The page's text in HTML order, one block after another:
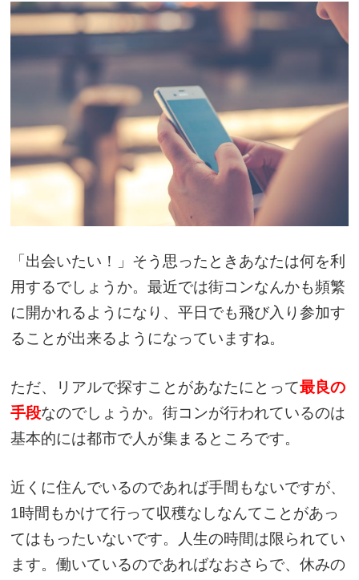
「出会いたい！」そう思ったときあなたは何を利
用するでしょうか。最近では街コンなんかも頻繁
に開かれるようになり、平日でも飛び入り参加す
ることが出来るようになっていますね。
ただ、リアルで探すことがあなたにとって最良の
手段なのでしょうか。街コンが行われているのは
基本的には都市で人が集まるところです。
近くに住んでいるのであれば手間もないですが、
1時間もかけて行って収穫なしなんてことがあっ
てはもったいないです。人生の時間は限られてい
ます。働いているのであればなおさらで、休みの